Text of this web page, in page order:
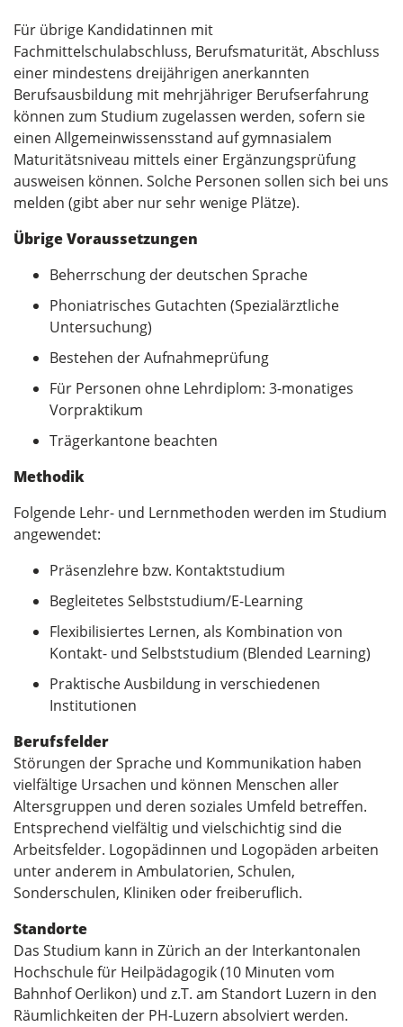
Für übrige Kandidatinnen mit
Fachmittelschulabschluss, Berufsmaturität, Abschluss
einer mindestens dreijährigen anerkannten
Berufsausbildung mit mehrjähriger Berufserfahrung
können zum Studium zugelassen werden, sofern sie
einen Allgemeinwissensstand auf gymnasialem
Maturitätsniveau mittels einer Ergänzungsprüfung
ausweisen können. Solche Personen sollen sich bei uns
melden (gibt aber nur sehr wenige Plätze).
Übrige Voraussetzungen
Beherrschung der deutschen Sprache
Phoniatrisches Gutachten (Spezialärztliche
Untersuchung)
Bestehen der Aufnahmeprüfung
Für Personen ohne Lehrdiplom: 3-monatiges
Vorpraktikum
Trägerkantone beachten
Methodik
Folgende Lehr- und Lernmethoden werden im Studium
angewendet:
Präsenzlehre bzw. Kontaktstudium
Begleitetes Selbststudium/E-Learning
Flexibilisiertes Lernen, als Kombination von
Kontakt- und Selbststudium (Blended Learning)
Praktische Ausbildung in verschiedenen
Institutionen
Berufsfelder
Störungen der Sprache und Kommunikation haben
vielfältige Ursachen und können Menschen aller
Altersgruppen und deren soziales Umfeld betreffen.
Entsprechend vielfältig und vielschichtig sind die
Arbeitsfelder. Logopädinnen und Logopäden arbeiten
unter anderem in Ambulatorien, Schulen,
Sonderschulen, Kliniken oder freiberuflich.
Standorte
Das Studium kann in Zürich an der Interkantonalen
Hochschule für Heilpädagogik (10 Minuten vom
Bahnhof Oerlikon) und z.T. am Standort Luzern in den
Räumlichkeiten der PH-Luzern absolviert werden.